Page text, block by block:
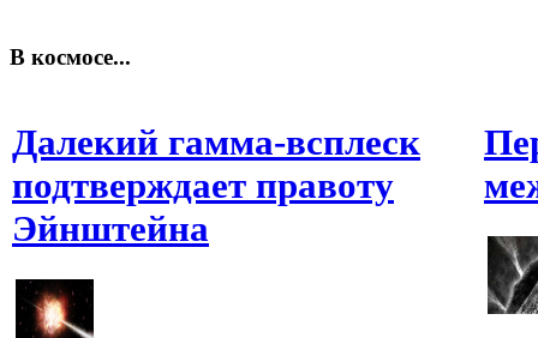
В космосе...
Далекий гамма-всплеск
подтверждает правоту
Эйнштейна